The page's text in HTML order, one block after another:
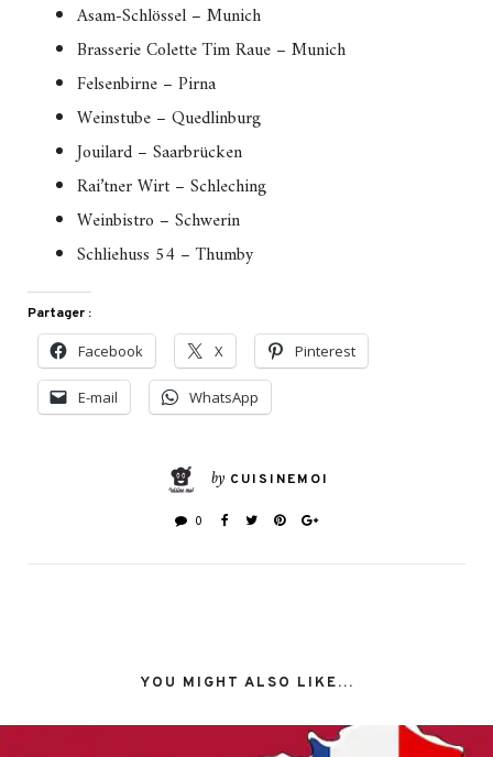
Asam-Schlössel – Munich
Brasserie Colette Tim Raue – Munich
Felsenbirne – Pirna
Weinstube – Quedlinburg
Jouilard – Saarbrücken
Rai’tner Wirt – Schleching
Weinbistro – Schwerin
Schliehuss 54 – Thumby
Partager :
Facebook X Pinterest
E-mail WhatsApp
by CUISINEMOI
0
YOU MIGHT ALSO LIKE...